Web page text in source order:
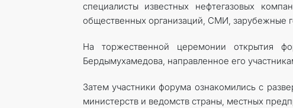
специалисты известных нефтегазовых
общественных организаций, СМИ, зарубежные
На торжественной церемонии открытия
Бердымухамедова, направленное его
Затем участники форума ознакомились с
министерств и ведомств страны, местных